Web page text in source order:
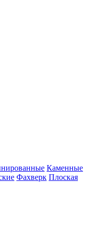
Каменные
Фахверк Плоская